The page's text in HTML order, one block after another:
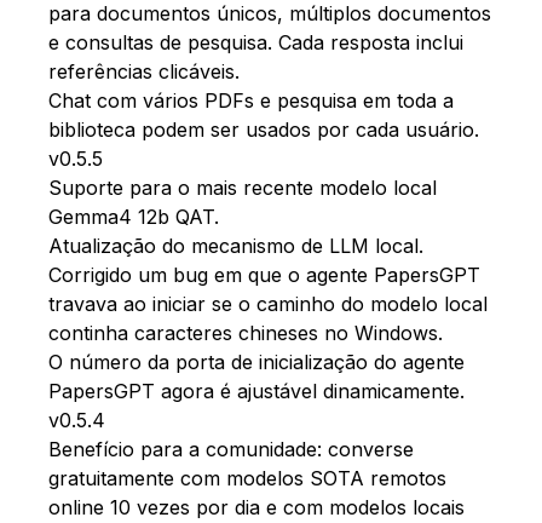
para documentos únicos, múltiplos documentos
e consultas de pesquisa. Cada resposta inclui
referências clicáveis.
Chat com vários PDFs e pesquisa em toda a
biblioteca podem ser usados por cada usuário.
v0.5.5
Suporte para o mais recente modelo local
Gemma4 12b QAT.
Atualização do mecanismo de LLM local.
Corrigido um bug em que o agente PapersGPT
travava ao iniciar se o caminho do modelo local
continha caracteres chineses no Windows.
O número da porta de inicialização do agente
PapersGPT agora é ajustável dinamicamente.
v0.5.4
Benefício para a comunidade: converse
gratuitamente com modelos SOTA remotos
online 10 vezes por dia e com modelos locais